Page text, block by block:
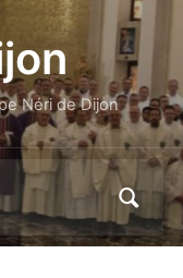
Néri de Dijon